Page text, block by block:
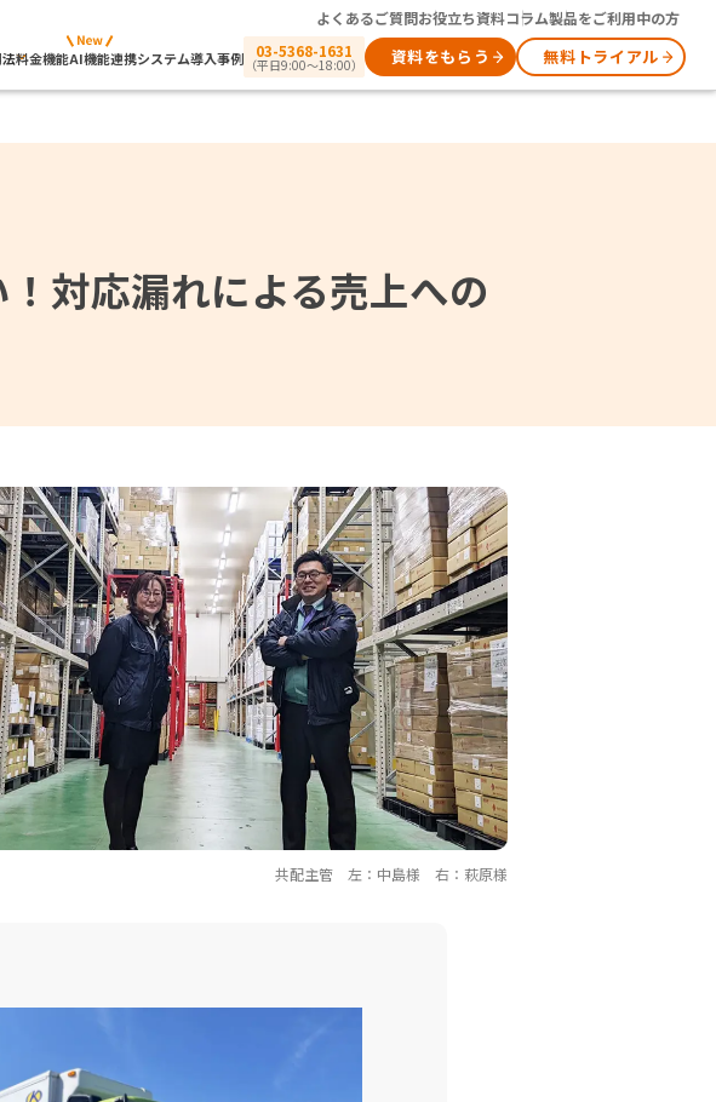
よくあるご質問お役立ち資料コラム製品をご利用中の方
料金機能AI機能連携システム導入事例 03-5368-1631
（平日9:00～18:00） 資料をもらう 無料トライアル
対応漏れによる売上への
共配主管 左：中島様 右：萩原様